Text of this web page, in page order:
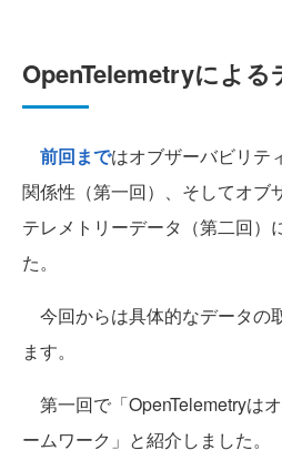
OpenTelemetryによる
前回まではオブザーバビリテ
関係性（第一回）、そしてオブ
テレメトリーデータ（第二回）
た。
今回からは具体的なデータの
ます。
第一回で「OpenTelemetryは
ームワーク」と紹介しました。